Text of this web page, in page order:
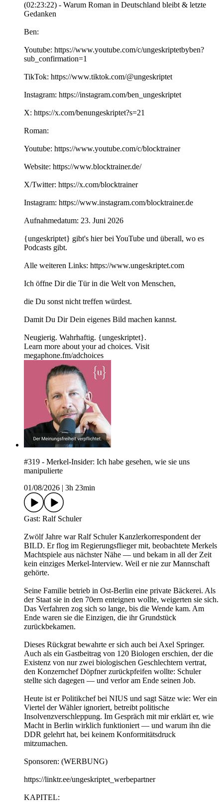
(02:23:22) - Warum Roman in Deutschland bleibt & letzte
Gedanken
Ben:
Youtube: https://www.youtube.com/c/ungeskriptetbyben?
sub_confirmation=1
TikTok: https://www.tiktok.com/@ungeskriptet
Instagram: https://instagram.com/ben_ungeskriptet
X: https://x.com/benungeskriptet?s=21
Roman:
Youtube: https://www.youtube.com/c/blocktrainer
Website: https://www.blocktrainer.de/
X/Twitter: https://x.com/blocktrainer
Instagram: https://www.instagram.com/blocktrainer.de
Aufnahmedatum: 23. Juni 2026
{ungeskriptet} gibt's hier bei YouTube und überall, wo es
Podcasts gibt.
Alle weiteren Links: https://www.ungeskriptet.com
Ich öffne Dir die Tür in die Welt von Menschen,
die Du sonst nicht treffen würdest.
Damit Du Dir Dein eigenes Bild machen kannst.
Neugierig. Wahrhaftig. {ungeskriptet}.
Learn more about your ad choices. Visit
megaphone.fm/adchoices
#319 - Merkel-Insider: Ich habe gesehen, wie sie uns
manipulierte
01/08/2026
3h 23min
Gast: Ralf Schuler
Zwölf Jahre war Ralf Schuler Kanzlerkorrespondent der
BILD. Er flog im Regierungsflieger mit, beobachtete Merkels
Machtspiele aus nächster Nähe — und bekam in all der Zeit
kein einziges Merkel-Interview. Weil er nie zur Mannschaft
gehörte.
Seine Familie betrieb in Ost-Berlin eine private Bäckerei. Als
der Staat sie in den 70ern enteignen wollte, weigerten sie sich.
Das Verfahren zog sich so lange, bis die Wende kam. Am
Ende waren sie die Einzigen, die ihr Grundstück
zurückbekamen.
Dieses Rückgrat bewahrte er sich auch bei Axel Springer.
Auch als ein Gastbeitrag von 120 Biologen erschien, der die
Existenz von nur zwei biologischen Geschlechtern vertrat,
den Konzernchef Döpfner zurückpfeifen wollte: Schuler
stellte sich dagegen — und verlor am Ende seinen Job.
Heute ist er Politikchef bei NIUS und sagt Sätze wie: Wer ein
Viertel der Wähler ignoriert, betreibt politische
Insolvenzverschleppung. Im Gespräch mit mir erklärt er, wie
Macht in Berlin wirklich funktioniert — und warum ihn die
DDR gelehrt hat, bei keinem Konformitätsdruck
mitzumachen.
Sponsoren: (WERBUNG)
https://linktr.ee/ungeskriptet_werbepartner
KAPITEL: